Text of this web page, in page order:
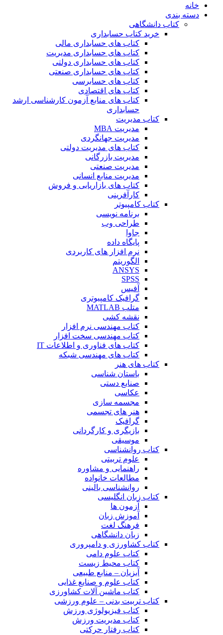
خانه
دسته بندی
کتاب دانشگاهی
خرید کتاب حسابداری
کتاب های حسابداری مالی
کتاب های حسابداری مدیریت
کتاب های حسابداری دولتی
کتاب های حسابداری صنعتی
کتاب های حسابرسی
کتاب های اقتصادی
کتاب های منابع آزمون کارشناسی ارشد
حسابداری
کتاب مدیریت
مدیریت MBA
مدیریت جهانگردی
کتاب های مدیریت دولتی
مدیریت بازرگانی
مدیریت صنعتی
مدیریت منابع انسانی
کتاب های بازاریابی و فروش
کارآفرینی
کتاب کامپیوتر
برنامه نویسی
طراحی وب
جاوا
پایگاه داده
نرم افزار های کاربردی
الگوریتم
ANSYS
SPSS
آفیس
گرافیک کامپیوتری
متلب MATLAB
نقشه کشی
کتاب مهندسی نرم افزار
کتاب مهندسی سخت افزار
کتاب های فناوری و اطلاعات IT
کتاب های مهندسی شبکه
کتاب های هنر
باستان شناسی
صنایع دستی
عکاسی
مجسمه سازی
هنر های تجسمی
گرافیک
بازیگری و کارگردانی
موسیقی
کتاب روانشناسی
علوم تربیتی
راهنمایی و مشاوره
مطالعات خانواده
روانشناسی بالینی
کتاب زبان انگلیسی
آزمون ها
آموزش زبان
فرهنگ لغت
زبان دانشگاهی
کتاب کشاورزی و دامپروری
کتاب علوم دامی
کتاب محیط زیست
آبزیان – منابع طبیعی
کتاب علوم و صنایع غذایی
کتاب ماشین آلات کشاورزی
کتاب تربیت بدنی – علوم ورزشی
کتاب فیزیولوژی ورزش
کتاب مدیریت ورزش
کتاب رفتار حرکتی